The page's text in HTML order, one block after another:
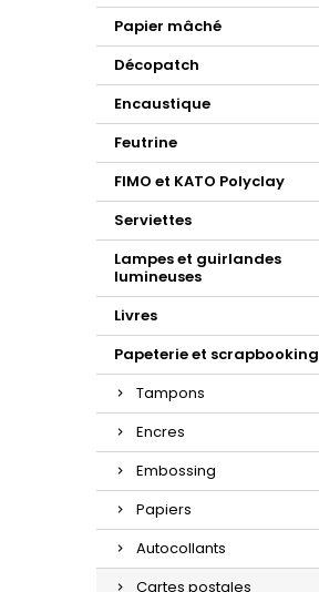
Papier mâché
Décopatch
Encaustique
Feutrine
FIMO et KATO Polyclay
Serviettes
Lampes et guirlandes
lumineuses
Livres
Papeterie et scrapbooking
Tampons
Encres
Embossing
Papiers
Autocollants
Cartes postales